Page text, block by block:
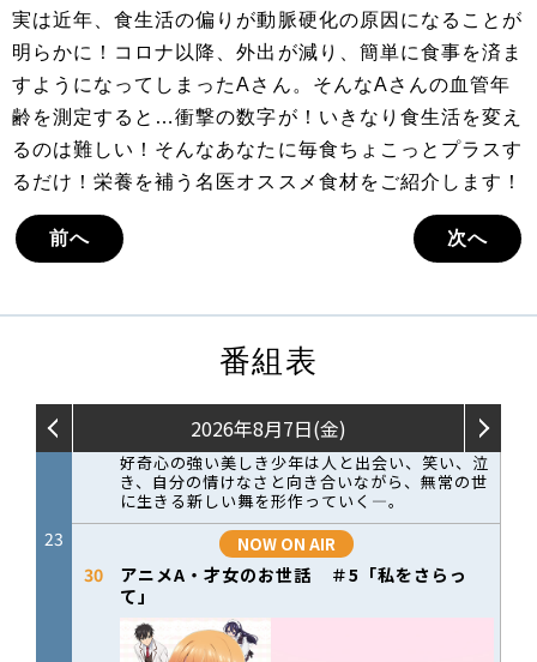
実は近年、食生活の偏りが動脈硬化の原因になることが
明らかに！コロナ以降、外出が減り、簡単に食事を済ま
すようになってしまったAさん。そんなAさんの血管年
齢を測定すると…衝撃の数字が！いきなり食生活を変え
るのは難しい！そんなあなたに毎食ちょこっとプラスす
るだけ！栄養を補う名医オススメ食材をご紹介します！
前へ 次へ
番組表